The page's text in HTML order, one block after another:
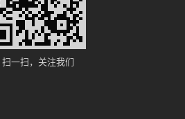
扫一扫，关注我们